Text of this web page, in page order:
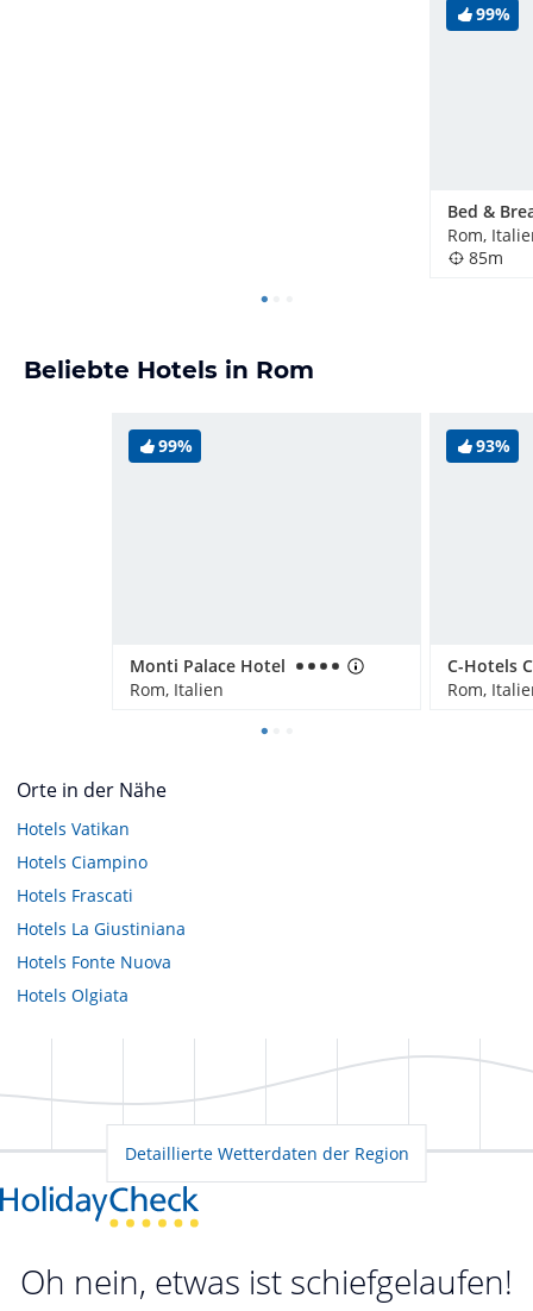
99%
Rom,
85m
Beliebte Hotels in Rom
99%
Monti Palace Hotel
Rom, Italien
93%
Rom,
Orte in der Nähe
Hotels Vatikan
Hotels Ciampino
Hotels Frascati
Hotels La Giustiniana
Hotels Fonte Nuova
Hotels Olgiata
Detaillierte Wetterdaten der Region
Oh nein, etwas ist schiefgelaufen!